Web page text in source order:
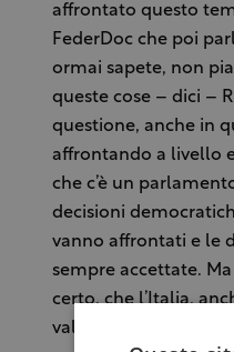
affrontato questo
FederDoc che poi
ormai sapete, non
queste cose – dici –
questione, anche in
affrontando a livello
che c’è un
decisioni
vanno affrontati e le
sempre accettate.
certo, che l’Italia,
valere la sua voce”.